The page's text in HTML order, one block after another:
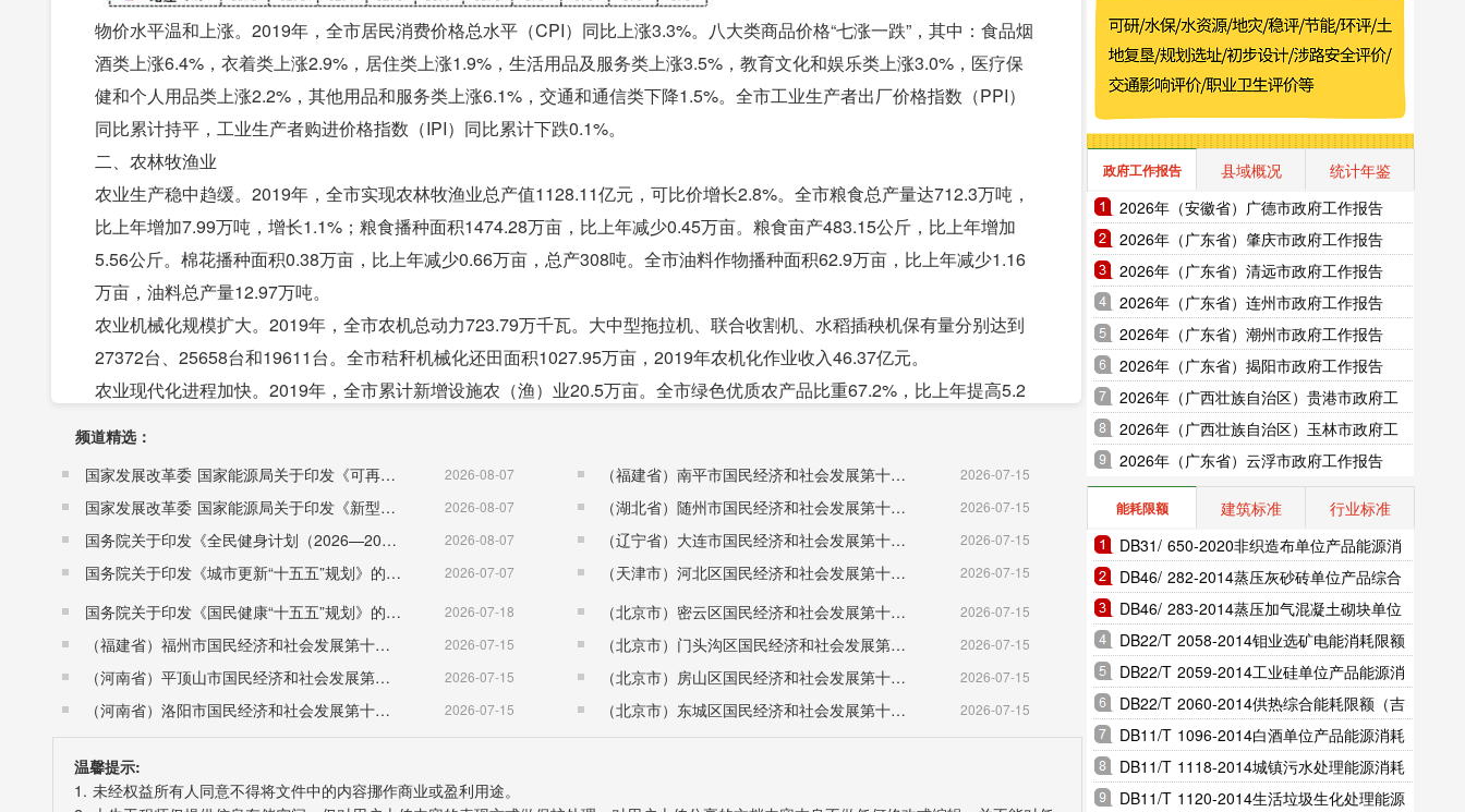
物价水平温和上涨。2019年，全市居民消费价格总水平（CPI）同比上涨3.3%。八大类商品价格“七涨一跌”，其中：食品烟
酒类上涨6.4%，衣着类上涨2.9%，居住类上涨1.9%，生活用品及服务类上涨3.5%，教育文化和娱乐类上涨3.0%，医疗保
健和个人用品类上涨2.2%，其他用品和服务类上涨6.1%，交通和通信类下降1.5%。全市工业生产者出厂价格指数（PPI）
同比累计持平，工业生产者购进价格指数（IPI）同比累计下跌0.1%。
二、农林牧渔业
农业生产稳中趋缓。2019年，全市实现农林牧渔业总产值1128.11亿元，可比价增长2.8%。全市粮食总产量达712.3万吨，
比上年增加7.99万吨，增长1.1%；粮食播种面积1474.28万亩，比上年减少0.45万亩。粮食亩产483.15公斤，比上年增加
5.56公斤。棉花播种面积0.38万亩，比上年减少0.66万亩，总产308吨。全市油料作物播种面积62.9万亩，比上年减少1.16
万亩，油料总产量12.97万吨。
农业机械化规模扩大。2019年，全市农机总动力723.79万千瓦。大中型拖拉机、联合收割机、水稻插秧机保有量分别达到
27372台、25658台和19611台。全市秸秆机械化还田面积1027.95万亩，2019年农机化作业收入46.37亿元。
农业现代化进程加快。2019年，全市累计新增设施农（渔）业20.5万亩。全市绿色优质农产品比重67.2%，比上年提高5.2
个，累计402个。
三、工业和建筑业
工业生产总体平稳。2019年，全市规模以上工业企业实现总产值4352亿元，比上年下降0.2%，规模以上工业增加值增长
1.6%。民营工业好于面上。2019年，全市民营企业实现产值3015亿元，比上年增长3.0%，占规模以上工业比重69.3%。全
市工业用电量215.2亿千瓦时，比上年增长1.3%。
支柱产业稳定发展。2019年，全市工业企业实现全口径开票销售5945.7亿元，比上年增长8.9%，其中汽车、机械、纺织、
化工四大传统支柱产业实现工业开票销售3842.8亿元，占工业总量的64.6%，其中机械装备制造业实现开票2309.4亿元，增
长25.3%，汽车产业实现开票577.6亿元。东风悦达起亚汽车公司整车出口3万辆，华人运通公司发布首款量产车型并启动工
建筑业稳步增长。2019年，全市完成建筑业总产值1804.5亿元，比上年增长3.1％。其中，建筑工程产值1733.4亿元，比上
频道精选：
国家发展改革委 国家能源局关于印发《可再生能源发展“十五五”规划》的通知 （发改能源〔2026〕1067号）
2026-08-07
国家发展改革委 国家能源局关于印发《新型电力系统建设“十五五”规划》的通知​ （发改能源〔2026〕942号） 2026-08-07
国务院关于印发《全民健身计划（2026—2030年）》的通知 （国发〔2026〕26号） 2026-08-07
国务院关于印发《城市更新“十五五”规划》的通知（国发〔2026〕12号） 2026-07-07
国务院关于印发《国民健康“十五五”规划》的通知 （国发〔2026〕23号） 2026-07-18
（福建省）福州市国民经济和社会发展第十五个五年规划纲要 2026-07-15
（河南省）平顶山市国民经济和社会发展第十五个五年规划纲要 2026-07-15
（河南省）洛阳市国民经济和社会发展第十五个五年规划纲要 2026-07-15
（福建省）南平市国民经济和社会发展第十五个五年规划纲要 2026-07-15
（湖北省）随州市国民经济和社会发展第十五个五年规划纲要 2026-07-15
（辽宁省）大连市国民经济和社会发展第十五个五年规划纲要 2026-07-15
（天津市）河北区国民经济和社会发展第十五个五年规划纲要 2026-07-15
（北京市）密云区国民经济和社会发展第十五个五年规划纲要 2026-07-15
（北京市）门头沟区国民经济和社会发展第十五个五年规划纲要 2026-07-15
（北京市）房山区国民经济和社会发展第十五个五年规划纲要 2026-07-15
（北京市）东城区国民经济和社会发展第十五个五年规划纲要 2026-07-15
温馨提示:
1. 未经权益所有人同意不得将文件中的内容挪作商业或盈利用途。
政府工作报告 县域概况
统计年鉴
2026年（安徽省）广德市政府工作报告
2026年（广东省）肇庆市政府工作报告
2026年（广东省）清远市政府工作报告
2026年（广东省）连州市政府工作报告
2026年（广东省）潮州市政府工作报告
2026年（广东省）揭阳市政府工作报告
2026年（广西壮族自治区）贵港市政府工
作报告
2026年（广西壮族自治区）玉林市政府工
作报告
2026年（广东省）云浮市政府工作报告
能耗限额 建筑标准
行业标准
DB31/ 650-2020非织造布单位产品能源消
耗限额（上海市地方标准）
DB46/ 282-2014蒸压灰砂砖单位产品综合
能耗和电耗限额（海南省地方标准）
DB46/ 283-2014蒸压加气混凝土砌块单位
产品综合能耗和电耗限额（海南省地方标
准）
DB22/T 2058-2014钼业选矿电能消耗限额
（吉林省地方标准）
DB22/T 2059-2014工业硅单位产品能源消
耗限额（吉林省地方标准）
DB22/T 2060-2014供热综合能耗限额（吉
林省地方标准）
DB11/T 1096-2014白酒单位产品能源消耗
限额（北京市地方标准）
DB11/T 1118-2014城镇污水处理能源消耗
限额（北京市地方标准）
DB11/T 1120-2014生活垃圾生化处理能源